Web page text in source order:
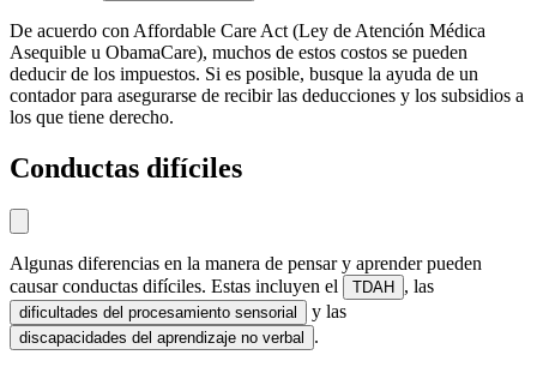
De acuerdo con Affordable Care Act (Ley de Atención Médica
Asequible u ObamaCare), muchos de estos costos se pueden
deducir de los impuestos. Si es posible, busque la ayuda de un
contador para asegurarse de recibir las deducciones y los subsidios a
los que tiene derecho.
Conductas difíciles
Algunas diferencias en la manera de pensar y aprender pueden
causar conductas difíciles. Estas incluyen el
TDAH , las
dificultades del procesamiento sensorial y las
discapacidades del aprendizaje no verbal .